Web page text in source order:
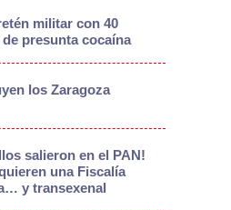
militar con 40
de presunta cocaína
los Zaragoza
salieron en el PAN!
una Fiscalía
y transexenal